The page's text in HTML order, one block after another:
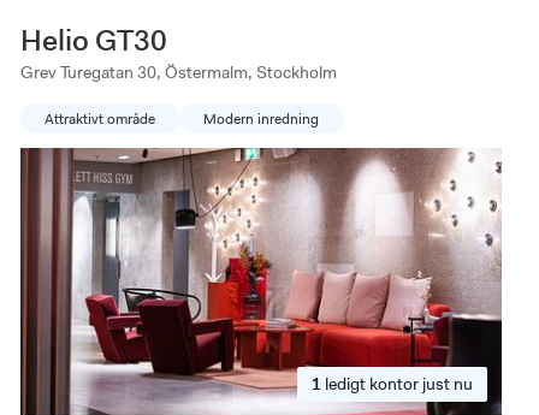
Helio GT30
Grev Turegatan 30, Östermalm, Stockholm
Attraktivt område Modern inredning
1 ledigt kontor just nu